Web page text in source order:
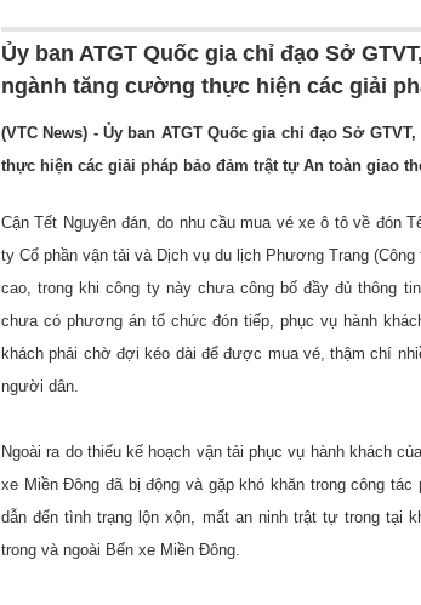
Ủy ban ATGT Quốc gia chỉ đạo Sở
ngành tăng cường thực hiện các giải
(VTC News) - Ủy ban ATGT Quốc gia chỉ đạo Sở
thực hiện các giải pháp bảo đảm trật tự An toàn giao
Cận Tết Nguyên đán, do nhu cầu mua vé xe ô tô về đón
ty Cổ phần vận tải và Dịch vụ du lịch Phương Trang
cao, trong khi công ty này chưa công bố đầy đủ thông
chưa có phương án tổ chức đón tiếp, phục vụ hành
khách phải chờ đợi kéo dài để được mua vé, thậm chí
người dân.
Ngoài ra do thiếu kế hoạch vận tải phục vụ hành khách
xe Miền Đông đã bị động và gặp khó khăn trong công
dẫn đến tình trạng lộn xộn, mất an ninh trật tự trong tại
trong và ngoài Bến xe Miền Đông.